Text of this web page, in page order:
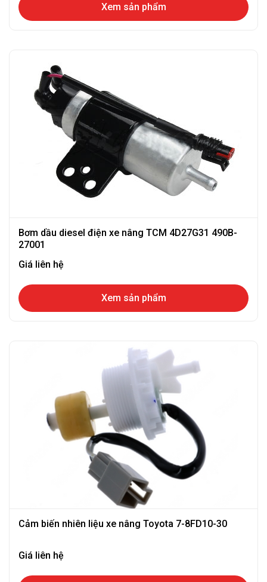
Xem sản phẩm
Bơm dầu diesel điện xe nâng TCM 4D27G31 490B-
27001
Giá liên hệ
Xem sản phẩm
Cảm biến nhiên liệu xe nâng Toyota 7-8FD10-30
Giá liên hệ